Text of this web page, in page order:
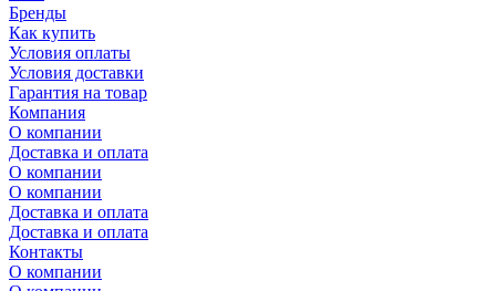
Бренды
Как купить
Условия оплаты
Условия доставки
Гарантия на товар
Компания
О компании
Доставка и оплата
О компании
О компании
Доставка и оплата
Доставка и оплата
Контакты
О компании